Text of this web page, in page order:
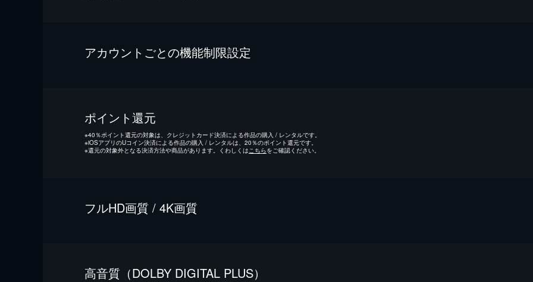
アカウントごとの機能制限設定
ポイント還元
※40％ポイント還元の対象は、クレジットカード決済による作品の購入 / レンタルです。
※iOSアプリのUコイン決済による作品の購入 / レンタルは、20％のポイント還元です。
※還元の対象外となる決済方法や商品があります。くわしくは こちらをご確認ください。
フルHD画質 / 4K画質
⾼⾳質（DOLBY DIGITAL PLUS）